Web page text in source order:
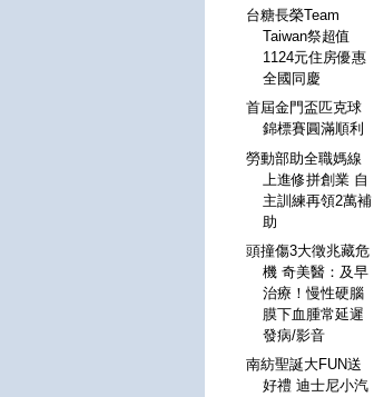
台糖長榮Team
Taiwan祭超值
1124元住房優惠
全國同慶
首屆金門盃匹克球
錦標賽圓滿順利
勞動部助全職媽線
上進修拼創業 自
主訓練再領2萬補
助
頭撞傷3大徵兆藏危
機 奇美醫：及早
治療！慢性硬腦
膜下血腫常延遲
發病/影音
南紡聖誕大FUN送
好禮 迪士尼小汽